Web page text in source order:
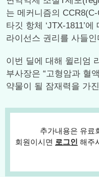
는 메커니즘의
타깃 항체 ‘JTX-1811’
라이선스 권리를 사들
이번 딜에 대해 윌리엄
부사장은 “고형암과 혈
약물이 될 잠재력을 가
추가내용은 유료
회원이시면 로그인 해주